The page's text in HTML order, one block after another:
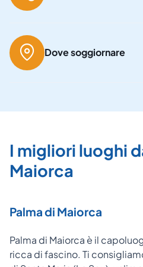
Dove soggiornare
I migliori luoghi
Maiorca
Palma di Maiorca
Palma di Maiorca è il
ricca di fascino. Ti